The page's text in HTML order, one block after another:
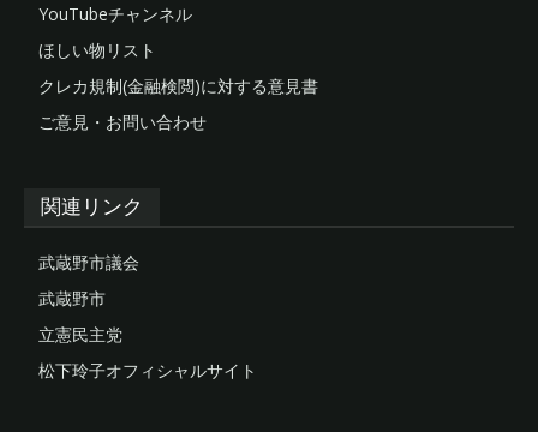
YouTubeチャンネル
ほしい物リスト
クレカ規制(金融検閲)に対する意見書
ご意見・お問い合わせ
関連リンク
武蔵野市議会
武蔵野市
立憲民主党
松下玲子オフィシャルサイト